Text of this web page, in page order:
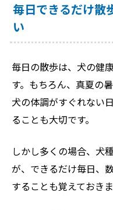
毎日できるだけ散
い
毎日の散歩は、犬の健
す。もちろん、真夏の
犬の体調がすぐれない
ることも大切です。
しかし多くの場合、犬
が、できるだけ毎日、
することも覚えておきま